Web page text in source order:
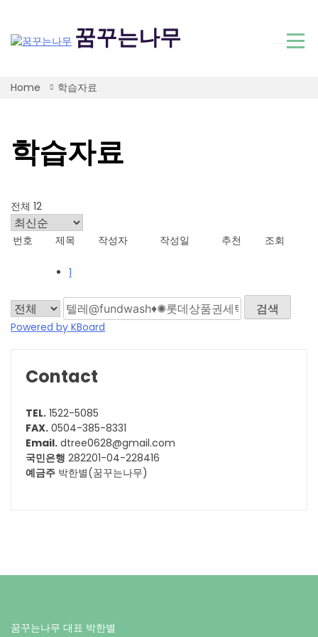
content
꿈꾸는나무
Home 학습자료
학습자료
전체 12
번호 제목 작성자 작성일 추천 조회
1
검색
Powered by KBoard
Contact
TEL. 1522-5085
FAX. 0504-385-8331
Email. dtree0628@gmail.com
국민은행 282201-04-228416
예금주 박한별(꿈꾸는나무)
꿈꾸는나무 대표 박한별